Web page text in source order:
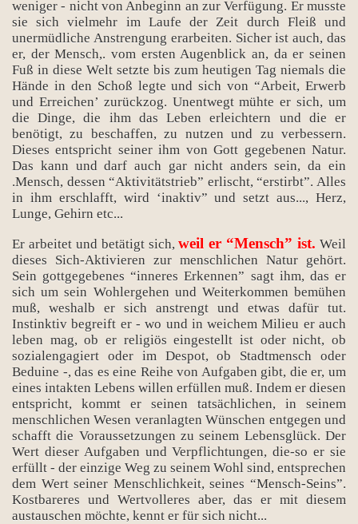
weniger - nicht von Anbeginn an zur Verfügung. Er musste
sie sich vielmehr im Laufe der Zeit durch Fleiß und
unermüdliche Anstrengung erarbeiten. Sicher ist auch, das
er, der Mensch,. vom ersten Augenblick an, da er seinen
Fuß in diese Welt setzte bis zum heutigen Tag niemals die
Hände in den Schoß legte und sich von “Arbeit, Erwerb
und Erreichen’ zurückzog. Unentwegt mühte er sich, um
die Dinge, die ihm das Leben erleichtern und die er
benötigt, zu beschaffen, zu nutzen und zu verbessern.
Dieses entspricht seiner ihm von Gott gegebenen Natur.
Das kann und darf auch gar nicht anders sein, da ein
.Mensch, dessen “Aktivitätstrieb” erlischt, “erstirbt”. Alles
in ihm erschlafft, wird ‘inaktiv” und setzt aus..., Herz,
Lunge, Gehirn etc...
Er arbeitet und betätigt sich,weil er “Mensch” ist. Weil
dieses Sich-Aktivieren zur menschlichen Natur gehört.
Sein gottgegebenes “inneres Erkennen” sagt ihm, das er
sich um sein Wohlergehen und Weiterkommen bemühen
muß, weshalb er sich anstrengt und etwas dafür tut.
Instinktiv begreift er - wo und in weichem Milieu er auch
leben mag, ob er religiös eingestellt ist oder nicht, ob
sozialengagiert oder im Despot, ob Stadtmensch oder
Beduine -, das es eine Reihe von Aufgaben gibt, die er, um
eines intakten Lebens willen erfüllen muß. Indem er diesen
entspricht, kommt er seinen tatsächlichen, in seinem
menschlichen Wesen veranlagten Wünschen entgegen und
schafft die Voraussetzungen zu seinem Lebensglück. Der
Wert dieser Aufgaben und Verpflichtungen, die-so er sie
erfüllt - der einzige Weg zu seinem Wohl sind, entsprechen
dem Wert seiner Menschlichkeit, seines “Mensch-Seins”.
Kostbareres und Wertvolleres aber, das er mit diesem
austauschen möchte, kennt er für sich nicht...